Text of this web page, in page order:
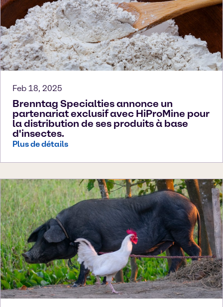
Feb 18, 2025
Brenntag Specialties annonce un
partenariat exclusif avec HiProMine pour
la distribution de ses produits à base
d'insectes.
Plus de détails